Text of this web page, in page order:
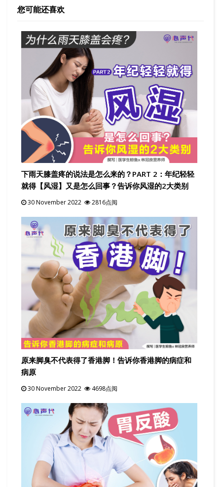
您可能还喜欢
下雨天膝盖疼的说法是怎么来的？PART 2：年纪轻轻
就得【风湿】又是怎么回事？告诉你风湿的2大类别
30 November 2022 2816点阅
原来脚臭不代表得了香港脚！告诉你香港脚的病症和
病原
30 November 2022 4698点阅